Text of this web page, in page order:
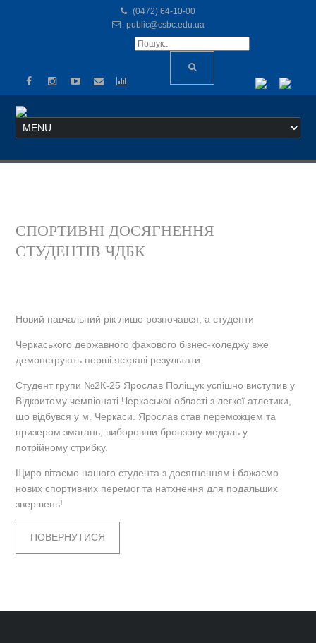
(0472) 64-10-00
public@csbc.edu.ua
СПОРТИВНІ ДОСЯГНЕННЯ
СТУДЕНТІВ ЧДБК
Новий навчальний рік лише розпочався, а студенти
Черкаського державного фахового бізнес-коледжу вже
демонструють перші яскраві результати.
Студент групи №2К-25 Ярослав Поліщук успішно виступив у
Відкритому чемпіонаті Черкаської області з легкої атлетики,
що відбувся у м. Черкаси. Ярослав став переможцем та
призером змагань, виборовши бронзову медаль у
потрійному стрибку.
Щиро вітаємо нашого студента з досягненням і бажаємо
нових спортивних перемог та натхнення для подальших
звершень!
ПОВЕРНУТИСЯ